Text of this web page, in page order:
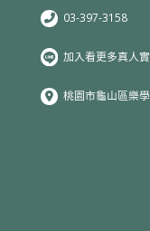
03-397-3158
加入看更多真人
桃園市龜山區樂